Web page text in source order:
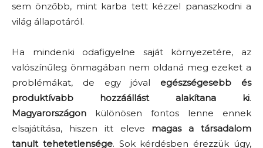
sem önzőbb, mint karba tett kézzel panaszkodni a
világ állapotáról.
Ha mindenki odafigyelne saját környezetére, az
valószínűleg önmagában nem oldaná meg ezeket a
problémákat, de egy jóval egészségesebb és
produktívabb hozzáállást alakítana ki.
Magyarországon különösen fontos lenne ennek
elsajátítása, hiszen itt eleve magas a társadalom
tanult tehetetlensége. Sok kérdésben érezzük úgy,